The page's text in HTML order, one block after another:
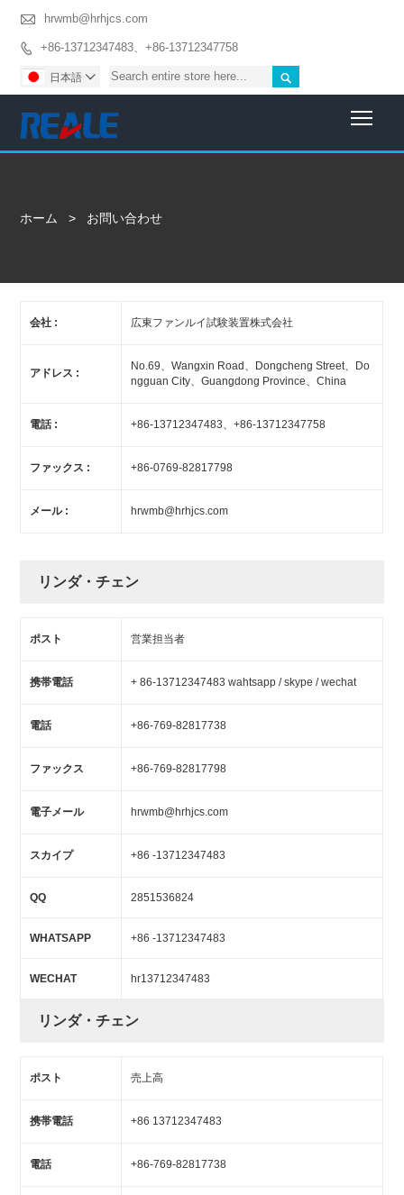
 hrwmb@hrhjcs.com
 +86-13712347483、+86-13712347758

日本語 
ホーム > お問い合わせ
会社 : 広東ファンルイ試験装置株式会社
アドレス :
No.69、Wangxin Road、Dongcheng Street、Do
ngguan City、Guangdong Province、China
電話 : +86-13712347483、+86-13712347758
ファックス : +86-0769-82817798
メール : hrwmb@hrhjcs.com
リンダ・チェン
ポスト 営業担当者
携帯電話 + 86-13712347483 wahtsapp / skype / wechat
電話 +86-769-82817738
ファックス +86-769-82817798
電子メール hrwmb@hrhjcs.com
スカイプ +86 -13712347483
QQ 2851536824
WHATSAPP +86 -13712347483
WECHAT hr13712347483
リンダ・チェン
ポスト 売上高
携帯電話 +86 13712347483
電話 +86-769-82817738